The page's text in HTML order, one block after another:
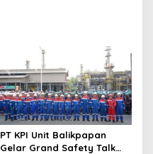
PT KPI Unit Balikpapan
Gelar Grand Safety Talk